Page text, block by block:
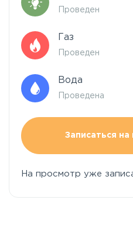
Проведен
Газ
Проведен
Вода
Проведена
Записаться на
На просмотр уже